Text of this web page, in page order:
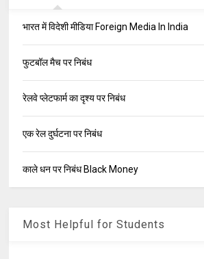
भारत में विदेशी मीडिया Foreign Media In India
फुटबॉल मैच पर निबंध
रेलवे प्लेटफार्म का दृश्य पर निबंध
एक रेल दुर्घटना पर निबंध
काले धन पर निबंध Black Money
Most Helpful for Students